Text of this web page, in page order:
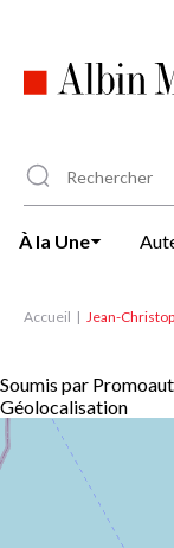
principal
À la Une
Accueil Jean-
Soumis par
Géolocalisation